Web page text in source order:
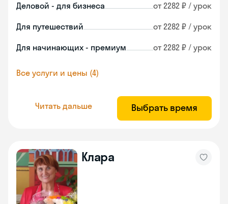
Деловой - для бизнеса от 2282 ₽ / урок
Для путешествий от 2282 ₽ / урок
Для начинающих - премиум от 2282 ₽ / урок
Все услуги и цены (4)
Читать дальше Выбрать время
Клара